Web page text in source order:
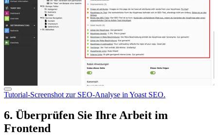
Tutorial-Screenshot zur SEO-Analyse in Yoast SEO.
6. Überprüfen Sie Ihre Arbeit im
Frontend